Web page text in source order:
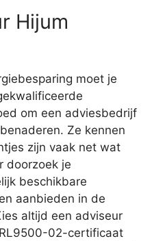
Hijum
moet je
om een adviesbedrijf
Ze kennen
zijn vaak net wat
doorzoek je
beschikbare
aanbieden in de
altijd een adviseur
02-certificaat